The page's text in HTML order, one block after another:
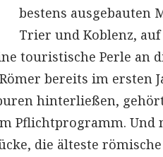
bestens ausgebauten
Trier und Koblenz,
touristische Perle an
bereits im ersten
hinterließen,
Pflichtprogramm. Und
die älteste